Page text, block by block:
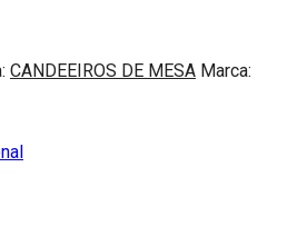
CANDEEIROS DE MESA Marca: